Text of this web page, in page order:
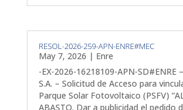
RESOL-2026-259-APN-ENRE#MEC
May 7, 2026 | Enre
-EX-2026-16218109-APN-SD#ENRE
S.A. – Solicitud de Acceso para
Parque Solar Fotovoltaico (PSFV)
ABASTO. Dar a publicidad el pedido